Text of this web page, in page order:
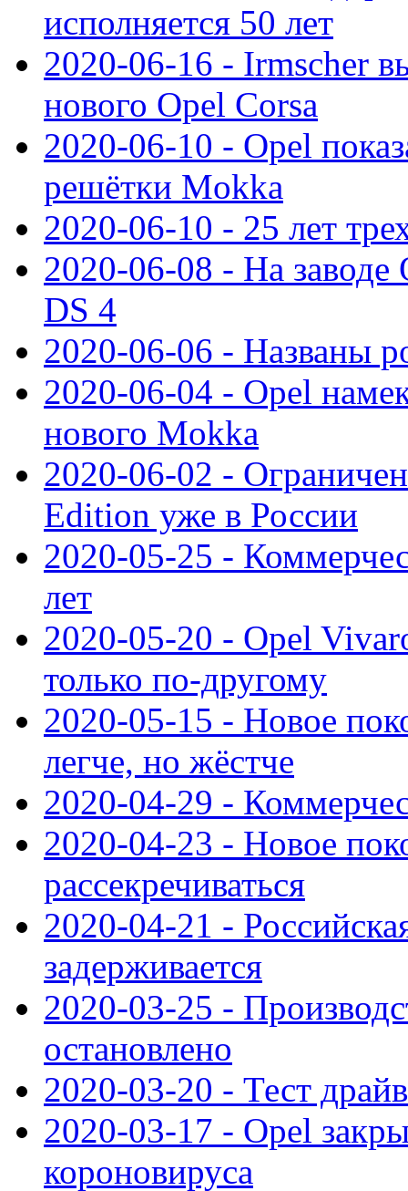
исполняется 50 лет
2020-06-16 - Irmscher
нового Opel Corsa
2020-06-10 - Opel
решётки Mokka
2020-06-10 - 25 лет
2020-06-08 - На заводе
DS 4
2020-06-06 - Названы
2020-06-04 - Opel
нового Mokka
2020-06-02 -
Edition уже в России
2020-05-25 -
лет
2020-05-20 - Opel
только по-другому
2020-05-15 - Новое
легче, но жёстче
2020-04-29 -
2020-04-23 - Новое
рассекречиваться
2020-04-21 -
задерживается
2020-03-25 -
остановлено
2020-03-20 - Тест
2020-03-17 - Opel
короновируса